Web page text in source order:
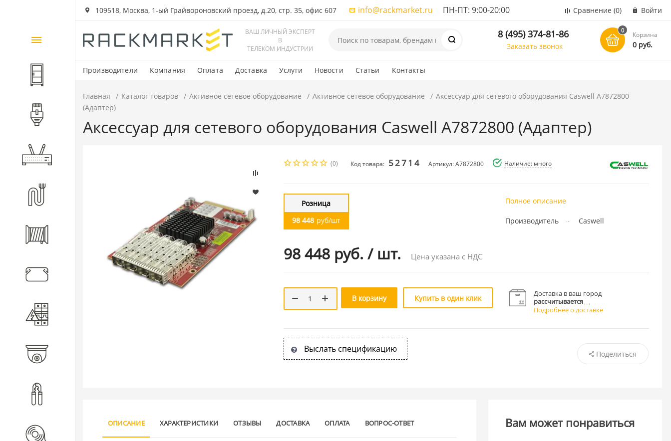
109518, Москва, 1-ый Грайвороновский проезд, д.20, стр. 35, офис 607 info@rackmarket.ru ПН-ПТ: 9:00-20:00 Сравнение (0) Войти
ВАШ ЛИЧНЫЙ ЭКСПЕРТ
В
ТЕЛЕКОМ ИНДУСТРИИ
8 (495) 374-81-86
Заказать звонок
0
Корзина
0 руб.
Производители Компания Оплата Доставка Услуги Новости Статьи Контакты
Каталог
товаров
Шкафы и стойки
Компоненты СКС
Кабеленесущие системы
Главная Каталог товаров Активное сетевое оборудование Активное сетевое оборудование
Аксессуар для сетевого оборудования Caswell A7872800
(Адаптер)
Аксессуар для сетевого оборудования Caswell A7872800 (Адаптер)
(0) Код товара: 52714 Артикул: A7872800 Наличие: много
Розница
98 448 руб/шт
98 448 руб. / шт. Цена указана с НДС
Полное описание
Производитель Caswell
В корзину Купить в один клик
Доставка в ваш город
рассчитывается
Подробнее о доставке
Выслать спецификацию Поделиться
ОПИСАНИЕ ХАРАКТЕРИСТИКИ ОТЗЫВЫ ДОСТАВКА ОПЛАТА ВОПРОС-ОТВЕТ Вам может понравиться